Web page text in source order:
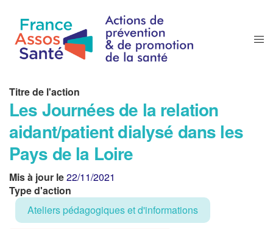
Titre de l'action
Les Journées de la relation
aidant/patient dialysé dans les
Pays de la Loire
Mis à jour le22/11/2021
Type d'action
Ateliers pédagogiques et d'informations